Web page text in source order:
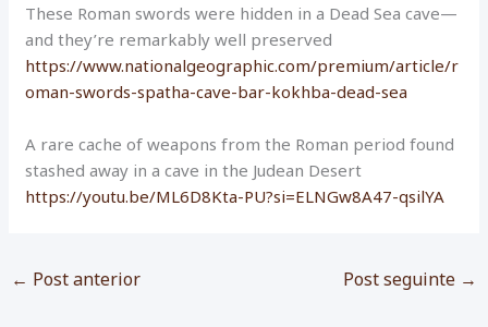
These Roman swords were hidden in a Dead Sea cave—
and they’re remarkably well preserved
https://www.nationalgeographic.com/premium/article/r
oman-swords-spatha-cave-bar-kokhba-dead-sea
A rare cache of weapons from the Roman period found
stashed away in a cave in the Judean Desert
https://youtu.be/ML6D8Kta-PU?si=ELNGw8A47-qsilYA
← Post anterior Post seguinte →